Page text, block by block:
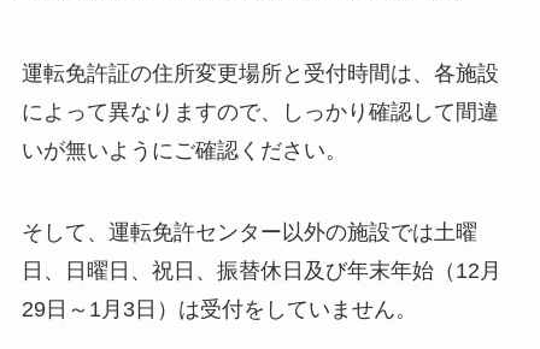
運転免許証の住所変更場所と受付時間は、各施設
によって異なりますので、しっかり確認して間違
いが無いようにご確認ください。
そして、運転免許センター以外の施設では土曜
日、日曜日、祝日、振替休日及び年末年始（12月
29日～1月3日）は受付をしていません。